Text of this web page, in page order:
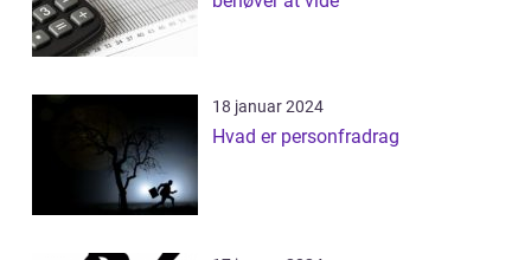
18 januar 2024
Hvad er personfradrag